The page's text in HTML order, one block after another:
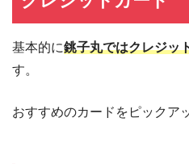
基本的に銚子丸ではクレジッ
す。
おすすめのカードをピックア